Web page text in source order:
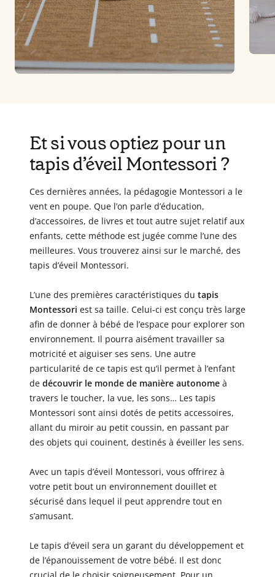
Et si vous optiez pour un
tapis d’éveil Montessori ?
Ces dernières années, la pédagogie Montessori a le
vent en poupe. Que l’on parle d’éducation,
d’accessoires, de livres et tout autre sujet relatif aux
enfants, cette méthode est jugée comme l’une des
meilleures. Vous trouverez ainsi sur le marché, des
tapis d’éveil Montessori.
L’une des premières caractéristiques du tapis
Montessori est sa taille. Celui-ci est conçu très large
afin de donner à bébé de l’espace pour explorer son
environnement. Il pourra aisément travailler sa
motricité et aiguiser ses sens. Une autre
particularité de ce tapis est qu’il permet à l’enfant
de découvrir le monde de manière autonome à
travers le toucher, la vue, les sons… Les tapis
Montessori sont ainsi dotés de petits accessoires,
allant du miroir au petit coussin, en passant par
des objets qui couinent, destinés à éveiller les sens.
Avec un tapis d’éveil Montessori, vous offrirez à
votre petit bout un environnement douillet et
sécurisé dans lequel il peut apprendre tout en
s’amusant.
Le tapis d’éveil sera un garant du développement et
de l’épanouissement de votre bébé. Il est donc